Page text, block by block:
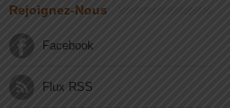
Rejoignez-Nous
Facebook
Flux RSS